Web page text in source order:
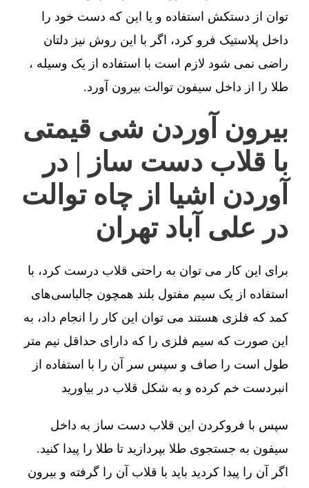
توان از دستکش استفاده و یا این که دست خود را
داخل پلاستیک فرو کرد، اگر با این روش نیز دلتان
راضی نمی شود لازم است با استفاده از یک وسیله ،
طلا را از داخل سیفون توالت بیرون آورد.
بیرون آوردن شی قیمتی
با قلاب دست ساز | در
آوردن اشیا از چاه توالت
در علی آباد تهران
برای این کار می توان به راحتی قلاب درست کرد، با
استفاده از یک سیم مفتول بلند همچون جالباسی‌های
کمد که فلزی هستند می توان این کار را انجام داد، به
این صورت که سیم فلزی را که دارای حداقل نیم متر
طول است را صاف و سپس سر آن را با استفاده از
انبردست خم کرده و به شکل قلاب در بیاورید
سپس با فروکردن این قلاب دست ساز به داخل
سیفون به جستجوی طلا بپردازید تا طلا را پیدا کنید.
اگر آن را پیدا کردید باید با قلاب آن را گرفته و بیرون